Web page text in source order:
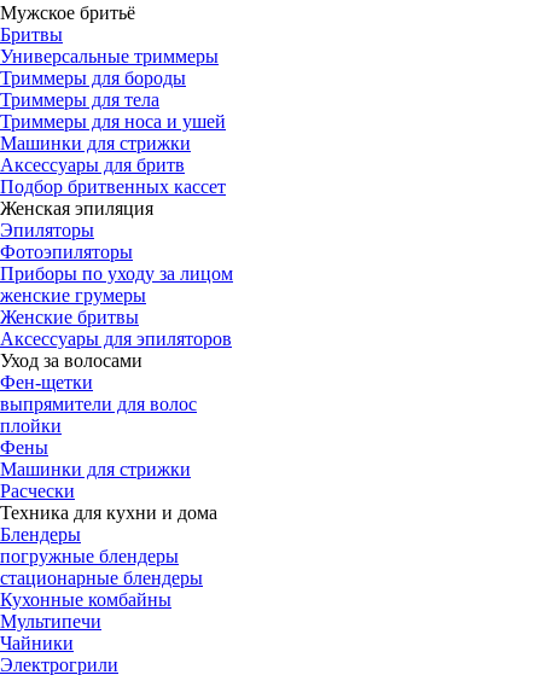
Мужское бритьё
Бритвы
Универсальные триммеры
Триммеры для бороды
Триммеры для тела
Триммеры для носа и ушей
Машинки для стрижки
Аксессуары для бритв
Подбор бритвенных кассет
Женская эпиляция
Эпиляторы
Фотоэпиляторы
Приборы по уходу за лицом
женские грумеры
Женские бритвы
Аксессуары для эпиляторов
Уход за волосами
Фен-щетки
выпрямители для волос
плойки
Фены
Машинки для стрижки
Расчески
Техника для кухни и дома
Блендеры
погружные блендеры
стационарные блендеры
Кухонные комбайны
Мультипечи
Чайники
Электрогрили